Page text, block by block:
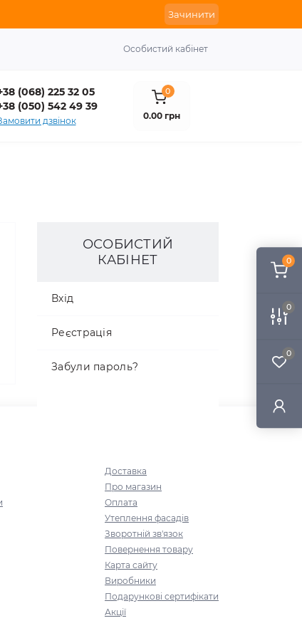
0
0
0
Зачинити
Особистий кабінет
(068) 225 32 05
(050) 542 49 39
дзвінок
0
0.00 грн
ОСОБИСТИЙ
КАБІНЕТ
Вхід
Реєстрація
Забули пароль?
Доставка
Про магазин
Оплата
Утеплення фасадів
Зворотній зв'язок
Повернення товару
Карта сайту
Виробники
Подарункові сертифікати
Акції